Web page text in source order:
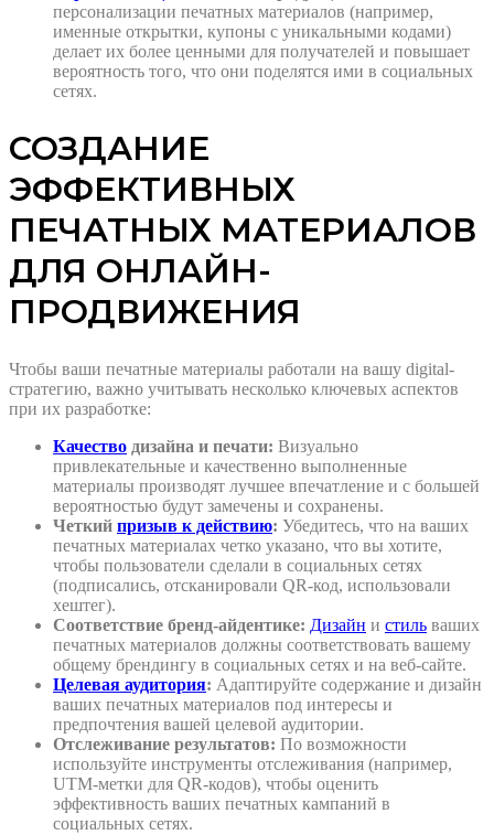
персонализации печатных материалов (например,
именные открытки, купоны с уникальными кодами)
делает их более ценными для получателей и повышает
вероятность того, что они поделятся ими в социальных
сетях.
СОЗДАНИЕ
ЭФФЕКТИВНЫХ
ПЕЧАТНЫХ МАТЕРИАЛОВ
ДЛЯ ОНЛАЙН-
ПРОДВИЖЕНИЯ
Чтобы ваши печатные материалы работали на вашу digital-
стратегию, важно учитывать несколько ключевых аспектов
при их разработке:
Качество дизайна и печати: Визуально
привлекательные и качественно выполненные
материалы производят лучшее впечатление и с большей
вероятностью будут замечены и сохранены.
Четкий призыв к действию: Убедитесь, что на ваших
печатных материалах четко указано, что вы хотите,
чтобы пользователи сделали в социальных сетях
(подписались, отсканировали QR-код, использовали
хештег).
Соответствие бренд-айдентике: Дизайн и стиль ваших
печатных материалов должны соответствовать вашему
общему брендингу в социальных сетях и на веб-сайте.
Целевая аудитория: Адаптируйте содержание и дизайн
ваших печатных материалов под интересы и
предпочтения вашей целевой аудитории.
Отслеживание результатов: По возможности
используйте инструменты отслеживания (например,
UTM-метки для QR-кодов), чтобы оценить
эффективность ваших печатных кампаний в
социальных сетях.